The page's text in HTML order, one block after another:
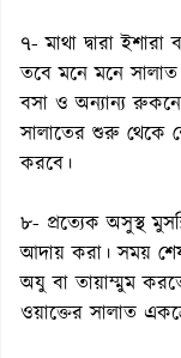
৭- মাথা দ্বারা
তবে মনে মনে
বসা ও অন্যান্য
সালাতের শুরু থেকে
করবে।
৮- প্রত্যেক অসুস্থ
আদায় করা। সময়
অযু বা তায়াম্মুম
ওয়াক্তের সালাত